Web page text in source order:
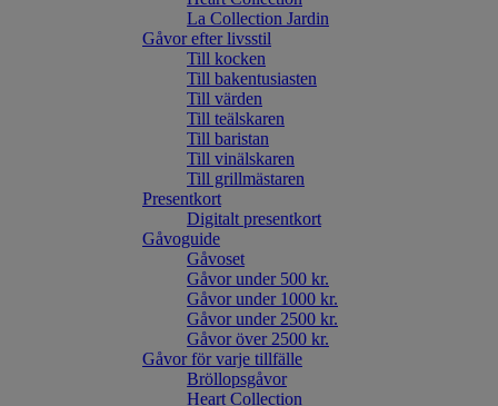
La Collection Jardin
Gåvor efter livsstil
Till kocken
Till bakentusiasten
Till värden
Till teälskaren
Till baristan
Till vinälskaren
Till grillmästaren
Presentkort
Digitalt presentkort
Gåvoguide
Gåvoset
Gåvor under 500 kr.
Gåvor under 1000 kr.
Gåvor under 2500 kr.
Gåvor över 2500 kr.
Gåvor för varje tillfälle
Bröllopsgåvor
Heart Collection